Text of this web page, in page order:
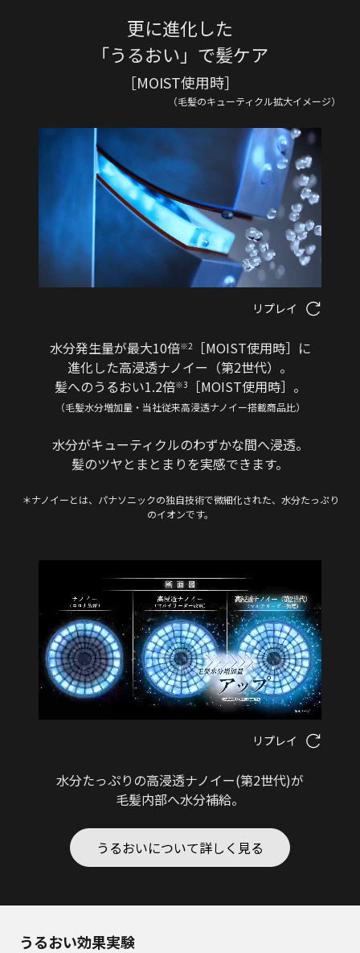
更に進化した
「うるおい」で髪ケア
［MOIST使用時］
（毛髪のキューティクル拡大イメージ）
リプレイ
水分発生量が最大10倍※2［MOIST使用時］に
進化した高浸透ナノイー（第2世代）。
髪へのうるおい1.2倍※3 ［MOIST使用時］。
（毛髪水分増加量・当社従来高浸透ナノイー搭載商品比）
水分がキューティクルのわずかな間へ浸透。
髪のツヤとまとまりを実感できます。
＊ナノイーとは、パナソニックの独自技術で微細化された、水分たっぷり
のイオンです。
リプレイ
水分たっぷりの高浸透ナノイー(第2世代)が
毛髪内部へ水分補給。
うるおいについて詳しく見る
うるおい効果実験